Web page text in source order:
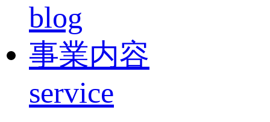
blog
事業内容
service